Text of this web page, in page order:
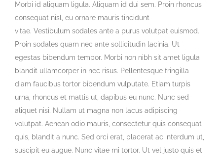
Morbi id aliquam ligula. Aliquam id dui sem. Proin rhoncus
consequat nisl, eu ornare mauris tincidunt
vitae. Vestibulum sodales ante a purus volutpat euismod.
Proin sodales quam nec ante sollicitudin lacinia. Ut
egestas bibendum tempor. Morbi non nibh sit amet ligula
blandit ullamcorper in nec risus. Pellentesque fringilla
diam faucibus tortor bibendum vulputate. Etiam turpis
urna, rhoncus et mattis ut, dapibus eu nunc. Nunc sed
aliquet nisi. Nullam ut magna non lacus adipiscing
volutpat. Aenean odio mauris, consectetur quis consequat
quis, blandit a nunc. Sed orci erat, placerat ac interdum ut,
suscipit eu augue. Nunc vitae mi tortor. Ut vel justo quis et